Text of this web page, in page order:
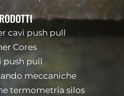
cavi push pull
Cores
push pull
meccaniche
termometria silos